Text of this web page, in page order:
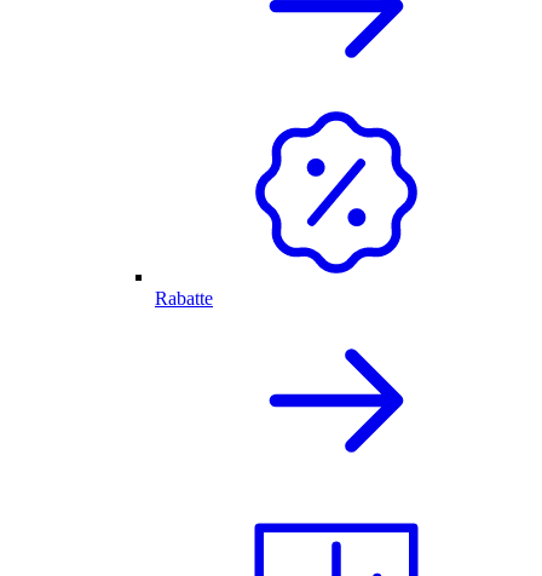
Rabatte